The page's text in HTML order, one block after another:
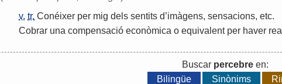
v. tr. Conéixer per mig dels sentits d’imàgens, sensacions, etc.
Cobrar una compensació econòmica o equivalent per haver
Buscar percebre en:
Bilingüe
Sinònims